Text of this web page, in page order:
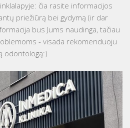
čia rasite informacijos
priežiūrą bei gydymą (ir dar
bus Jums naudinga, tačiau
- visada rekomenduoju
odontologą:)